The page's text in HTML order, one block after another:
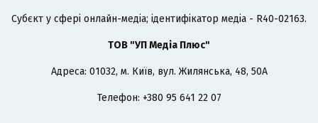
Cубєкт у сфері онлайн-медіа; ідентифікатор медіа - R40-02163.
ТОВ "УП Медіа Плюс"
Адреса: 01032, м. Київ, вул. Жилянська, 48, 50А
Телефон: +380 95 641 22 07